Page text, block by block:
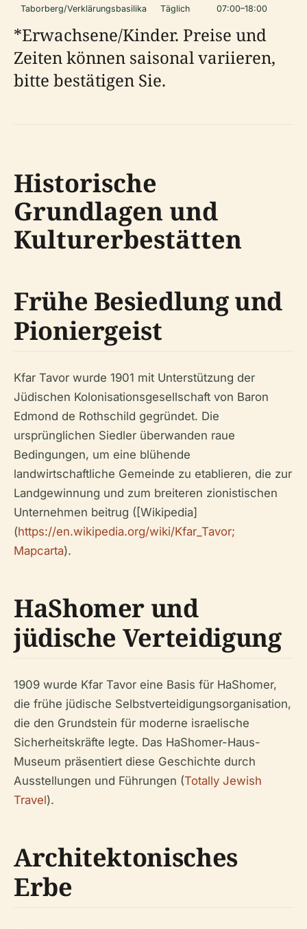
Taborberg/Verklärungsbasilika Täglich 07:00–18:00
*Erwachsene/Kinder. Preise und
Zeiten können saisonal variieren,
bitte bestätigen Sie.
Historische
Grundlagen und
Kulturerbestätten
Frühe Besiedlung und
Pioniergeist
Kfar Tavor wurde 1901 mit Unterstützung der
Jüdischen Kolonisationsgesellschaft von Baron
Edmond de Rothschild gegründet. Die
ursprünglichen Siedler überwanden raue
Bedingungen, um eine blühende
landwirtschaftliche Gemeinde zu etablieren, die zur
Landgewinnung und zum breiteren zionistischen
Unternehmen beitrug ([Wikipedia]
(https://en.wikipedia.org/wiki/Kfar_Tavor;
Mapcarta).
HaShomer und
jüdische Verteidigung
1909 wurde Kfar Tavor eine Basis für HaShomer,
die frühe jüdische Selbstverteidigungsorganisation,
die den Grundstein für moderne israelische
Sicherheitskräfte legte. Das HaShomer-Haus-
Museum präsentiert diese Geschichte durch
Ausstellungen und Führungen (Totally Jewish
Travel).
Architektonisches
Erbe